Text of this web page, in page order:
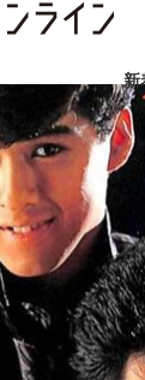
新
ス